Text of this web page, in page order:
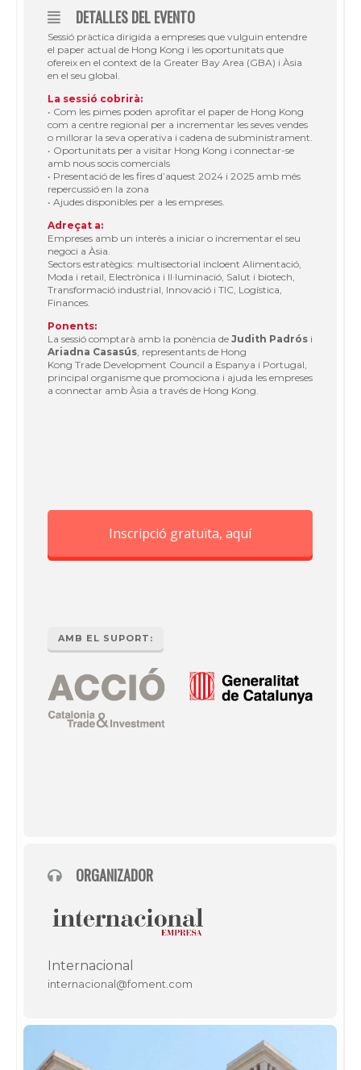
DETALLES DEL EVENTO
Sessió pràctica dirigida a empreses que vulguin entendre
el paper actual de Hong Kong i les oportunitats que
ofereix en el context de la Greater Bay Area (GBA) i Àsia
en el seu global.
La sessió cobrirà:
• Com les pimes poden aprofitar el paper de Hong Kong
com a centre regional per a incrementar les seves vendes
o millorar la seva operativa i cadena de subministrament.
• Oportunitats per a visitar Hong Kong i connectar-se
amb nous socis comercials
• Presentació de les fires d’aquest 2024 i 2025 amb més
repercussió en la zona
• Ajudes disponibles per a les empreses.
Adreçat a:
Empreses amb un interès a iniciar o incrementar el seu
negoci a Àsia.
Sectors estratègics: multisectorial incloent Alimentació,
Moda i retail, Electrònica i Il·luminació, Salut i biotech,
Transformació industrial, Innovació i TIC, Logística,
Finances.
Ponents:
La sessió comptarà amb la ponència de Judith Padrós i
Ariadna Casasús , representants de Hong
Kong Trade Development Council a Espanya i Portugal,
principal organisme que promociona i ajuda les empreses
a connectar amb Àsia a través de Hong Kong.
Inscripció gratuïta, aquí
AMB EL SUPORT:
ORGANIZADOR
Internacional
internacional@foment.com